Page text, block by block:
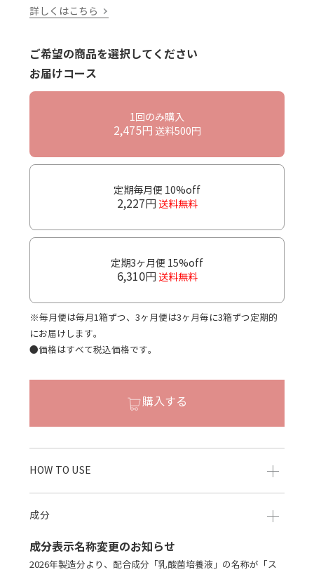
詳しくはこちら
ご希望の商品を選択してください
お届けコース
1回のみ購入
2,475円 送料500円
定期毎月便 10%off
2,227円 送料無料
定期3ヶ月便 15%off
6,310円 送料無料
※毎月便は毎月1箱ずつ、3ヶ月便は3ヶ月毎に3箱ずつ定期的
にお届けします。
●価格はすべて税込価格です。
購入する
HOW TO USE
成分
成分表示名称変更のお知らせ
2026年製造分より、配合成分「乳酸菌培養液」の名称が「ス